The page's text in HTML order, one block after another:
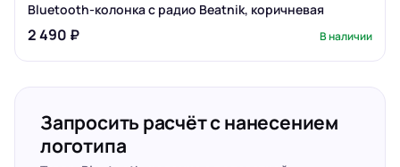
Bluetooth-колонка с радио Beatnik, коричневая
2 490 ₽ В наличии
Запросить расчёт с нанесением
логотипа